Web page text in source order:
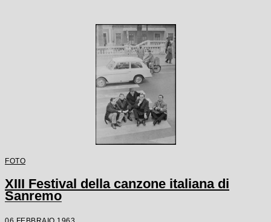
FOTO
XIII Festival della canzone italiana di
Sanremo